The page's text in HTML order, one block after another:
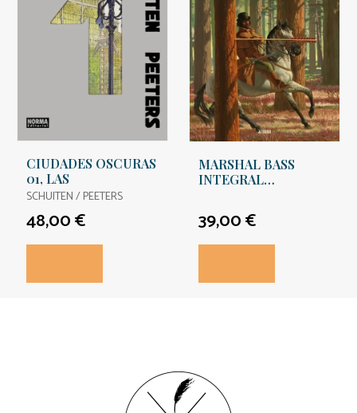
CIUDADES OSCURAS
01, LAS
SCHUITEN / PEETERS
48,00 €
MARSHAL BASS
INTEGRAL
39,00 €